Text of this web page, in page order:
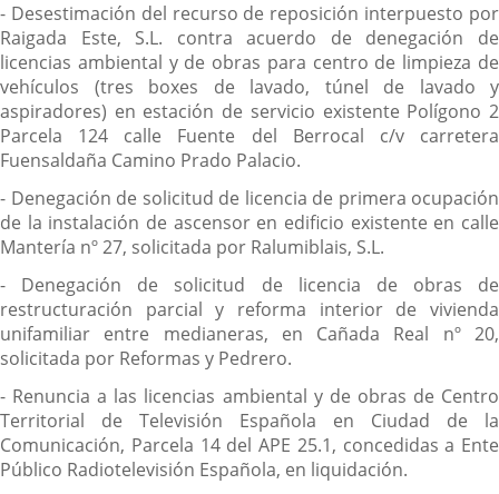
- Desestimación del recurso de reposición interpuesto por
Raigada Este, S.L. contra acuerdo de denegación de
licencias ambiental y de obras para centro de limpieza de
vehículos (tres boxes de lavado, túnel de lavado y
aspiradores) en estación de servicio existente Polígono 2
Parcela 124 calle Fuente del Berrocal c/v carretera
Fuensaldaña Camino Prado Palacio.
- Denegación de solicitud de licencia de primera ocupación
de la instalación de ascensor en edificio existente en calle
Mantería nº 27, solicitada por Ralumiblais, S.L.
- Denegación de solicitud de licencia de obras de
restructuración parcial y reforma interior de vivienda
unifamiliar entre medianeras, en Cañada Real nº 20,
solicitada por Reformas y Pedrero.
- Renuncia a las licencias ambiental y de obras de Centro
Territorial de Televisión Española en Ciudad de la
Comunicación, Parcela 14 del APE 25.1, concedidas a Ente
Público Radiotelevisión Española, en liquidación.